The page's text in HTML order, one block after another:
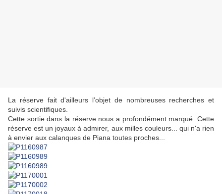
La réserve fait d'ailleurs l’objet de nombreuses recherches et
suivis scientifiques.
Cette sortie dans la réserve nous a profondément marqué. Cette
réserve est un joyaux à admirer, aux milles couleurs... qui n'a rien
à envier aux calanques de Piana toutes proches...